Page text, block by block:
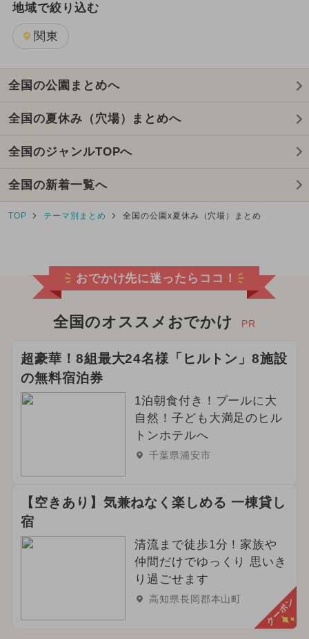
地域で絞り込む
関東
全国の公園まとめへ
全国の夏休み（穴場）まとめへ
全国のジャンルTOPへ
全国の新着一覧へ
TOP テーマ別まとめ 全国の公園x夏休み（穴場）まとめ
おでかけ先に迷ったらココ！
全国のオススメおでかけ PR
超豪華！8組最大24名様「ヒルトン」8施設
の無料宿泊券
1泊朝食付き！プールに大
自然！子ども大満足のヒル
トンホテルへ
千葉県浦安市
【空きあり】気兼ねなく楽しめる 一棟貸し
宿
清流まで徒歩1分！家族や
仲間だけでゆっくり 思いき
り過ごせます
高知県長岡郡本山町 クーポン